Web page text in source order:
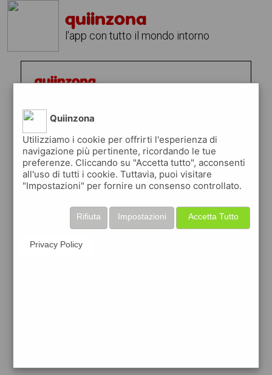
quiinzona
l'app con tutto il mondo intorno
Quiinzona
Utilizziamo i cookie per offrirti l'esperienza di
navigazione più pertinente, ricordando le tue
preferenze. Cliccando su "Accetta tutto", acconsenti
all'uso di tutti i cookie. Tuttavia, puoi visitare
"Impostazioni" per fornire un consenso controllato.
Accetta Tutto
Impostazioni
Rifiuta
Privacy Policy